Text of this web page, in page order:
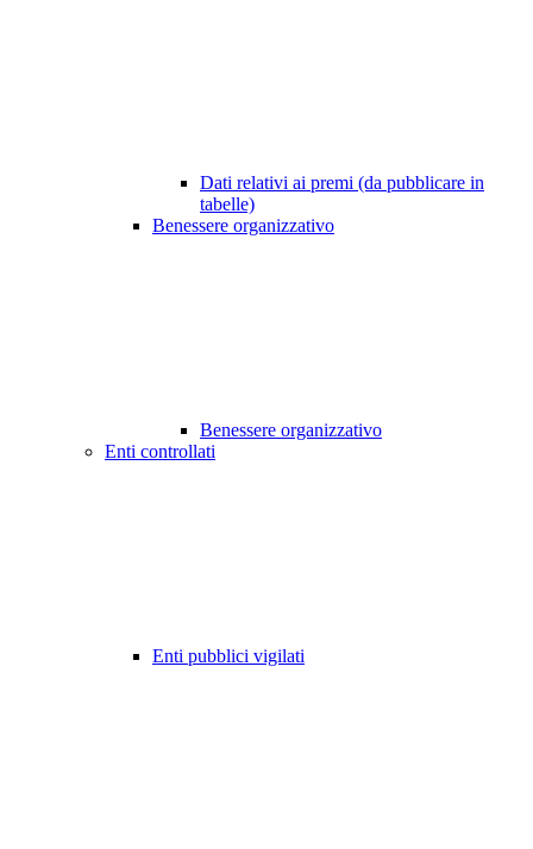
Dati relativi ai premi (da pubblicare in
tabelle)
Benessere organizzativo
Benessere organizzativo
Enti controllati
Enti pubblici vigilati